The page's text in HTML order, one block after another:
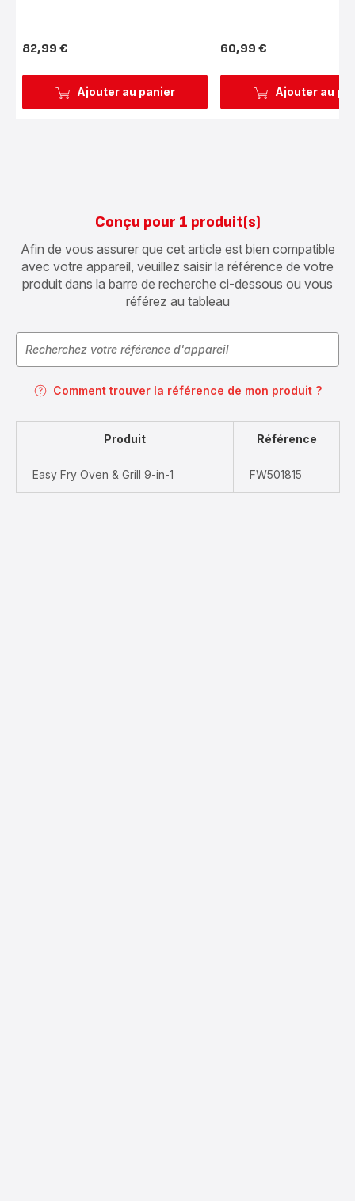
Ajouter au panier
Prix
82,99 €
Ajouter au
Prix
60,99 €
Conçu pour 1 produit(s)
Afin de vous assurer que cet article est bien compatible
avec votre appareil, veuillez saisir la référence de votre
produit dans la barre de recherche ci-dessous ou vous
référez au tableau
Comment trouver la référence de mon produit ?
Produit Référence
Easy Fry Oven & Grill 9-in-1 FW501815